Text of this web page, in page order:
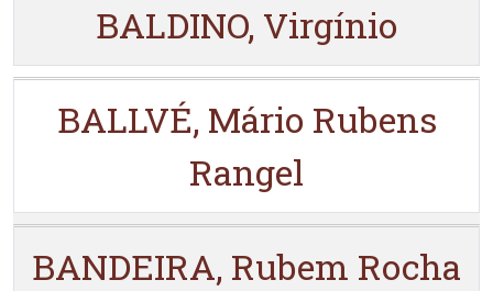
BALDINO, Virgínio
BALLVÉ, Mário Rubens
Rangel
BANDEIRA, Rubem Rocha